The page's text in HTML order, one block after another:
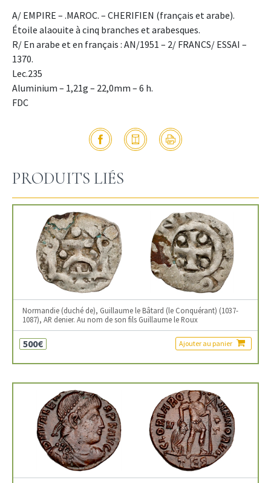
A/ EMPIRE – .MAROC. – CHERIFIEN (français et arabe).
Étoile alaouite à cinq branches et arabesques.
R/ En arabe et en français : AN/1951 – 2/ FRANCS/ ESSAI –
1370.
Lec.235
Aluminium – 1,21g – 22,0mm – 6 h.
FDC
PRODUITS LIÉS
Normandie (duché de), Guillaume le Bâtard (le Conquérant) (1037-
1087), AR denier. Au nom de son fils Guillaume le Roux
500€ Ajouter au panier